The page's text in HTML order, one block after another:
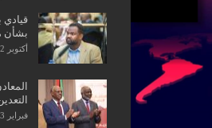
قيادي
بشأن
أكتوبر 22, 2023
فبراير 23, 2023